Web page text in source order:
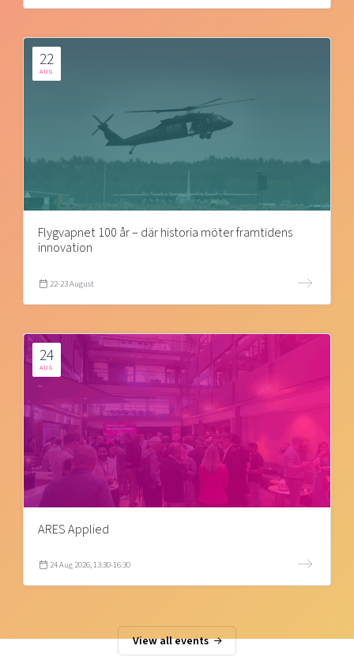
22
AUG
Flygvapnet 100 år – där historia möter framtidens
innovation
22-23 August
24
AUG
ARES Applied
24 Aug 2026, 13:30-16:30
View all events